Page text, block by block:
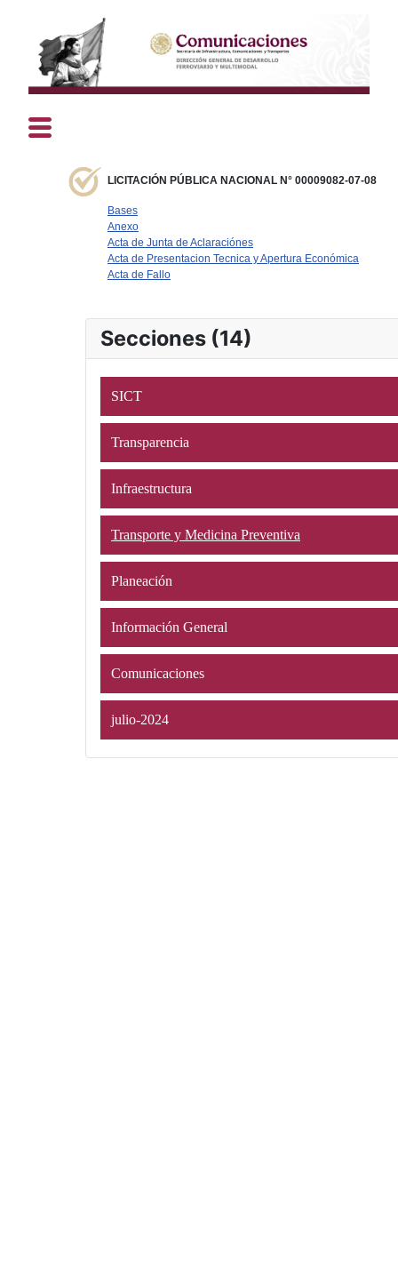
LICITACIÓN PÚBLICA NACIONAL N° 00009082-07-08
Bases
Anexo
Acta de Junta de Aclaraciónes
Acta de Presentacion Tecnica y Apertura Económica
Acta de Fallo
Secciones (14)
SICT
Transparencia
Infraestructura
Transporte y Medicina Preventiva
Planeación
Información General
Comunicaciones
julio-2024